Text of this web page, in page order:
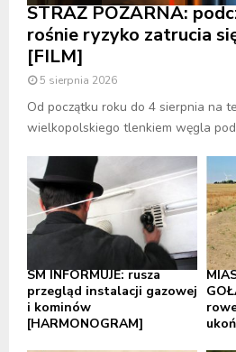
STRAŻ POŻARNA:
rośnie ryzyko zatrucia
[FILM]
5 sierpnia 2026
Od początku roku do 4 sierpnia na
wielkopolskiego tlenkiem węgla
SM INFORMUJE: rusza
przegląd instalacji gazowej
i kominów
[HARMONOGRAM]